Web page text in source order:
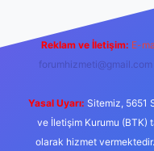
Reklam ve İletişim: E-
forumhizmeti@gmail.com
Yasal Uyarı: Sitemiz, 5651
ve İletişim Kurumu (BTK)
olarak hizmet